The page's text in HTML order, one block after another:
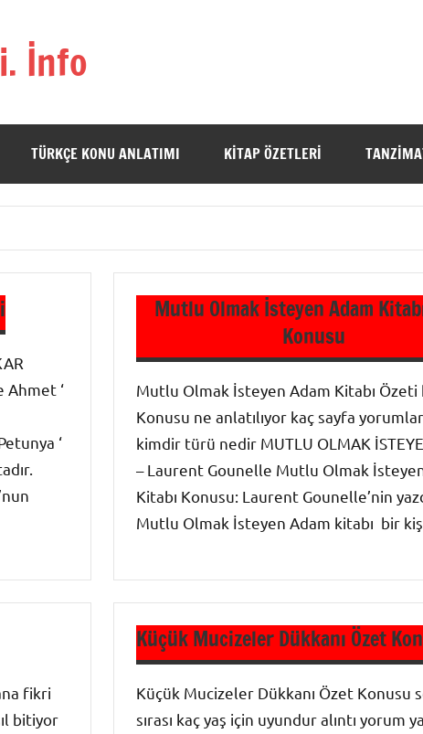
İnfo
TÜRKÇE KONU ANLATIMI KITAP ÖZETLERI
Ahmet ‘
‘
Mutlu Olmak İsteyen Adam
Konusu
Mutlu Olmak İsteyen Adam Kitabı Özeti
Konusu ne anlatılıyor kaç sayfa yorumlar
kimdir türü nedir MUTLU OLMAK
– Laurent Gounelle Mutlu Olmak
Kitabı Konusu: Laurent Gounelle’nin
Mutlu Olmak İsteyen Adam kitabı bir
fikri
bitiyor
Küçük Mucizeler Dükkanı Özet
Küçük Mucizeler Dükkanı Özet Konusu
sırası kaç yaş için uyundur alıntı yorum